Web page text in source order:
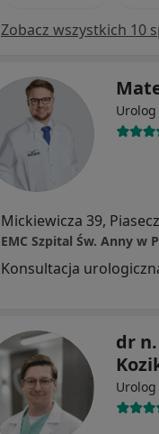
Zobacz wszystkich 10
Urolog
Mickiewicza 39,
EMC Szpital Św. Anny w
Konsultacja
dr
Urolog